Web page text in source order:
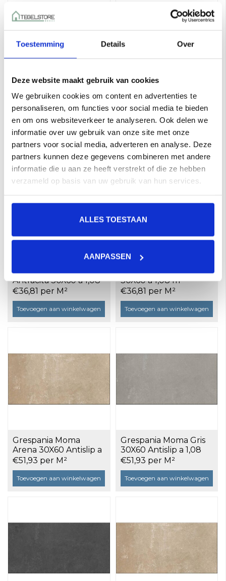
Toestemming Details Over
Deze website maakt gebruik van cookies
We gebruiken cookies om content en advertenties te
personaliseren, om functies voor social media te bieden
en om ons websiteverkeer te analyseren. Ook delen we
informatie over uw gebruik van onze site met onze
partners voor social media, adverteren en analyse. Deze
partners kunnen deze gegevens combineren met andere
informatie die u aan ze heeft verstrekt of die ze hebben
verzameld op basis van uw gebruik van hun services.
ALLES TOESTAAN
AANPASSEN
Grespania Moma
Arena 30X60 a 1,08 m²
€36,81 per M²
Grespania Moma Gris
30X60 a 1,08 m²
€36,81 per M²
Grespania Moma
Antracita 30X60 a 1,08
m²
€36,81 per M²
Toevoegen aan winkelwagen
Grespania Moma Siena
30X60 a 1,08 m²
€36,81 per M²
Toevoegen aan winkelwagen
Grespania Moma
Arena 30X60 Antislip a
1,08 m²
€51,93 per M²
Toevoegen aan winkelwagen
Grespania Moma Gris
30X60 Antislip a 1,08
m²
€51,93 per M²
Toevoegen aan winkelwagen